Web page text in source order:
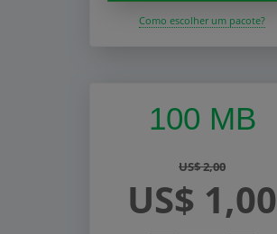
Como escolher um pacote?
100 MB
US$ 2,00
US$ 1,00